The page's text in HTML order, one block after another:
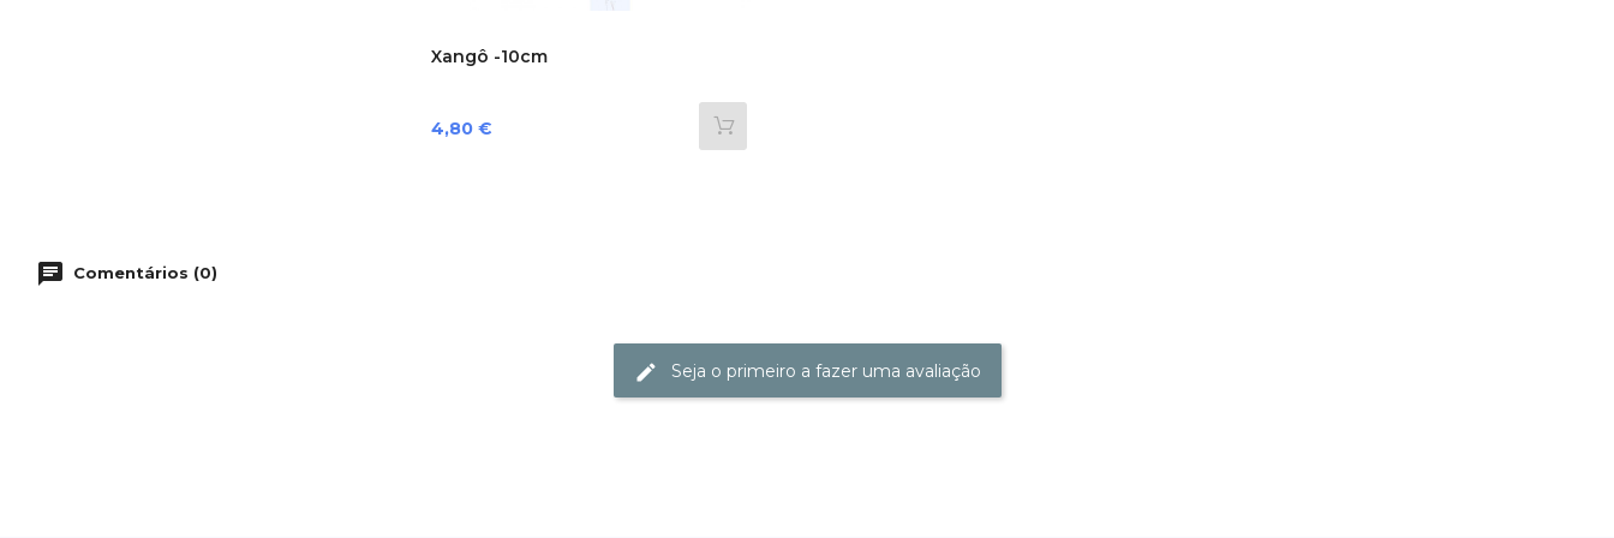
Xangô -10cm
Preço
4,80 €
Comentários (0)
Seja o primeiro a fazer uma avaliação